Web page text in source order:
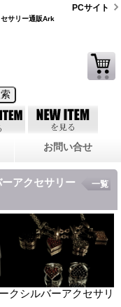
サリー通販Ark
PCサイト
お問い合せ
アクセサリー
クシルバーアクセサリ
一覧